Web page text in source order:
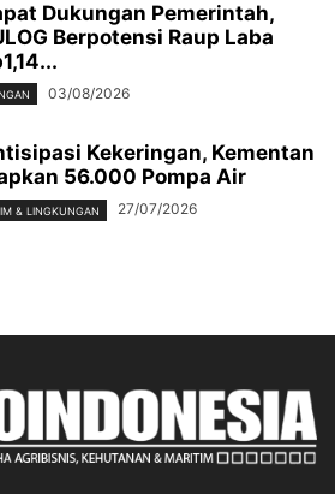
Dukungan Pemerintah,
Berpotensi Raup Laba
03/08/2026
Kekeringan, Kementan
56.000 Pompa Air
& LINGKUNGAN 27/07/2026